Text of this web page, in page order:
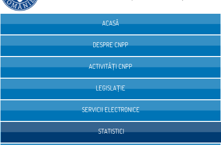
ACASĂ
DESPRE CNPP
ACTIVITĂȚI CNPP
LEGISLAȚIE
SERVICII ELECTRONICE
STATISTICI